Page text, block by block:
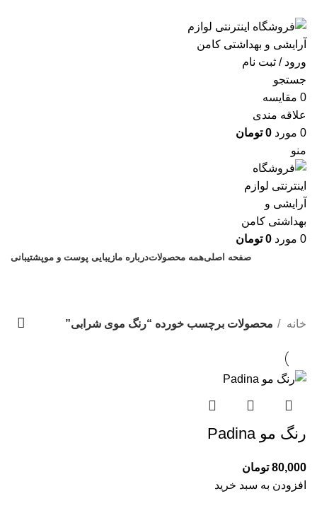
ورود / ثبت نام
جستجو
0 مقايسه
علاقه مندی
0 مورد 0 تومان
منو
0 مورد 0 تومان
صفحه اصلیهمه محصولاتدرباره مازیبایی پوست و موپشتیبانی
دسته بندی ها
خانه محصولات برچسب خورده “رنگ موی شرابی”
رنگ مو Padina
80,000 تومان
افزودن به سبد خرید